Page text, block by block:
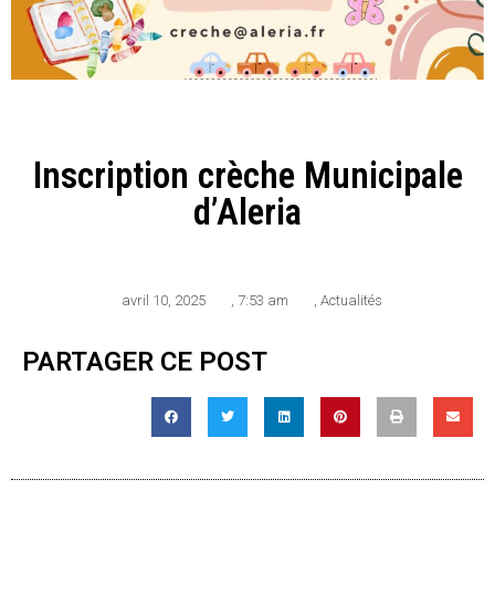
Inscription crèche Municipale
d’Aleria
avril 10, 2025 , 7:53 am , Actualités
PARTAGER CE POST